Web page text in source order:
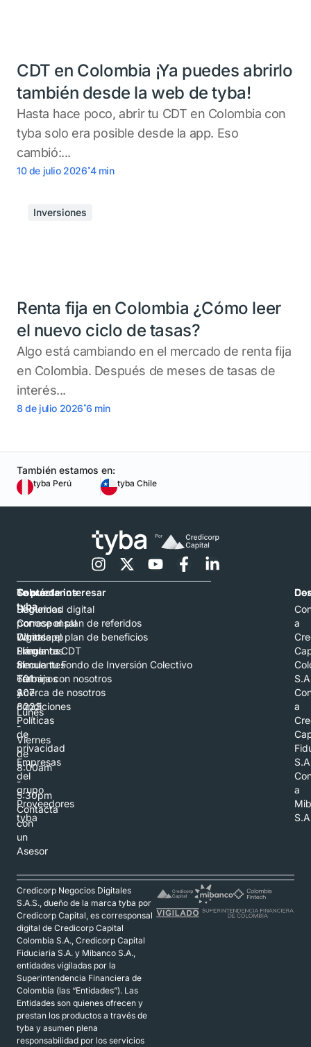
CDT en Colombia ¡Ya puedes abrirlo
también desde la web de tyba!
Hasta hace poco, abrir tu CDT en Colombia con
tyba solo era posible desde la app. Eso
cambió:...
10 de julio 2026.4 min
Inversiones
Renta fija en Colombia ¿Cómo leer
el nuevo ciclo de tasas?
Algo está cambiando en el mercado de renta fija
en Colombia. Después de meses de tasas de
interés...
8 de julio 2026.6 min
También estamos en:
tyba Perú tyba Chile
Contáctanos
Hablemos
por
Whatsapp
Llámanos
al
601
307
8223
Lunes
-
Viernes
de
8:00am
-
5:30pm
Contacta
con
un
Asesor
Sobre
tyba
Corresponsal
Digital
Preguntas
frecuentes
Términos
y
condiciones
Políticas
de
privacidad
Empresas
del
grupo
Proveedores
tyba
Te puede interesar
Seguridad digital
Conoce el plan de referidos
Conoce el plan de beneficios
Simula tu CDT
Simula tu Fondo de Inversión Colectivo
Trabaja con nosotros
Acerca de nosotros
a
a
a
Credicorp Negocios Digitales
S.A.S., dueño de la marca tyba por
Credicorp Capital, es corresponsal
digital de Credicorp Capital
Colombia S.A., Credicorp Capital
Fiduciaria S.A. y Mibanco S.A.,
entidades vigiladas por la
Superintendencia Financiera de
Colombia (las “Entidades”). Las
Entidades son quienes ofrecen y
prestan los productos a través de
tyba y asumen plena
responsabilidad por los servicios